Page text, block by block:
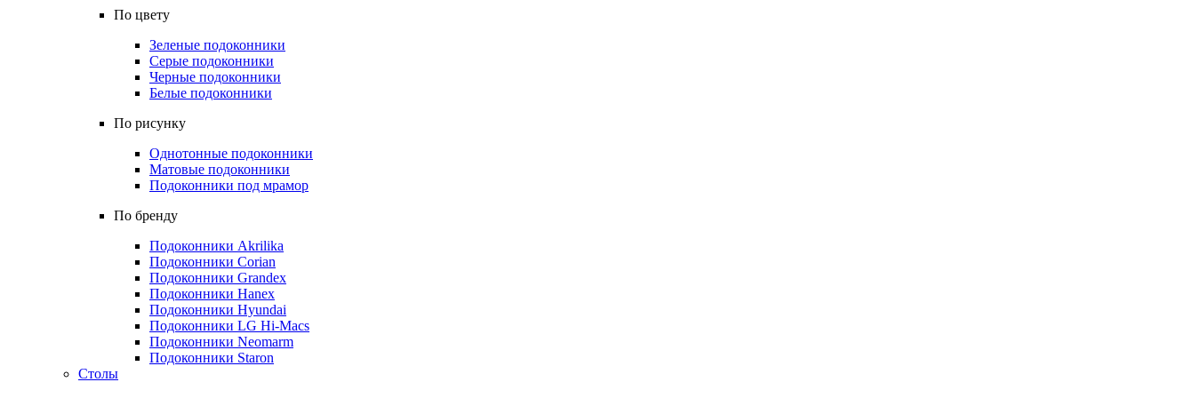
По цвету
Зеленые подоконники
Серые подоконники
Черные подоконники
Белые подоконники
По рисунку
Однотонные подоконники
Матовые подоконники
Подоконники под мрамор
По бренду
Подоконники Akrilika
Подоконники Corian
Подоконники Grandex
Подоконники Hanex
Подоконники Hyundai
Подоконники LG Hi-Macs
Подоконники Neomarm
Подоконники Staron
Столы